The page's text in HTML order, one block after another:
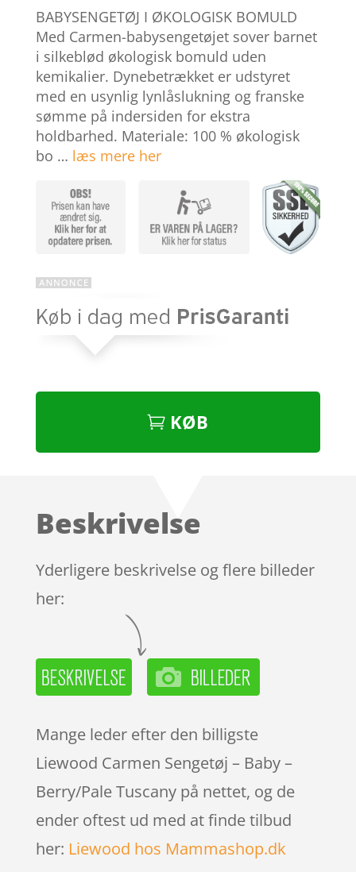
ud af 5
baseret
på
kundebedø
mmelser
BABYSENGETØJ I ØKOLOGISK BOMULD
Med Carmen-babysengetøjet sover barnet
i silkeblød økologisk bomuld uden
kemikalier. Dynebetrækket er udstyret
med en usynlig lynlåslukning og franske
sømme på indersiden for ekstra
holdbarhed. Materiale: 100 % økologisk
bo … læs mere her
KØB
Beskrivelse
Yderligere beskrivelse og flere billeder
her:
Mange leder efter den billigste
Liewood Carmen Sengetøj – Baby –
Berry/Pale Tuscany på nettet, og de
ender oftest ud med at finde tilbud
her: Liewood hos Mammashop.dk